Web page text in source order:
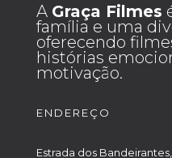
A Graça Filmes
família e uma
oferecendo
histórias
motivação.
ENDEREÇO
Estrada dos